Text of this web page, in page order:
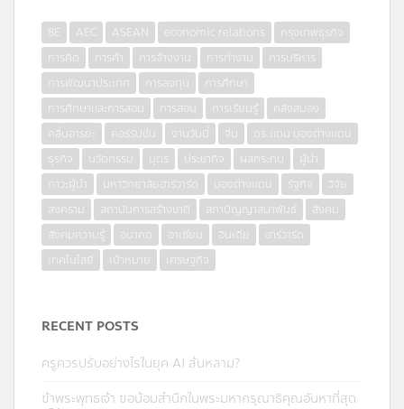
8E AEC ASEAN economic relations
กรุงเทพธุรกิจ
การคิด
การค้า การจ้างงาน การทำงาน
การบริหาร
การพัฒนาประเทศ
การลงทุน
การศึกษา
การศึกษาและการสอน
การสอน การเรียนรู้
คลังสมอง
คลื่นอารยะ
คอร์รัปชั่น งานวันนี้ จีน
ดร.แดน มองต่างแดน
ธุรกิจ
นวัตกรรม บุตร ประชากิจ ผลกระทบ
ผู้นำ
ภาวะผู้นำ
มหาวิทยาลัยฮาร์วาร์ด มองต่างแดน รัฐกิจ
วิจัย
สงคราม
สถาบันการสร้างชาติ สภาปัญญาสมาพันธ์
สังคม
สังคมความรู้
อนาคต อาเซียน อินเดีย
ฮาร์วาร์ด
เทคโนโลยี
เป้าหมาย เศรษฐกิจ
RECENT POSTS
ครูควรปรับอย่างไรในยุค AI ล้นหลาม?
ข้าพระพุทธเจ้า ขอน้อมสำนึกในพระมหากรุณาธิคุณอันหาที่สุด